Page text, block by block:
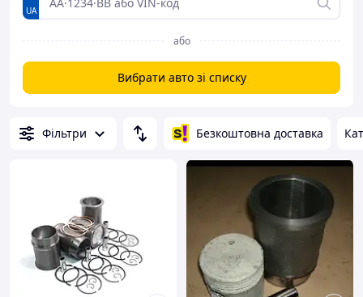
UA
або
Вибрати авто зі списку
Фільтри Безкоштовна доставка